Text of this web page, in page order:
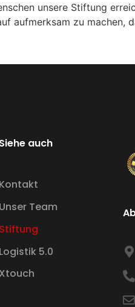
unsere Stiftung
aufmerksam zu machen,
Siehe auch
Kontakt
Unser Team
Stiftung
Logistik 5.0
Xtouch